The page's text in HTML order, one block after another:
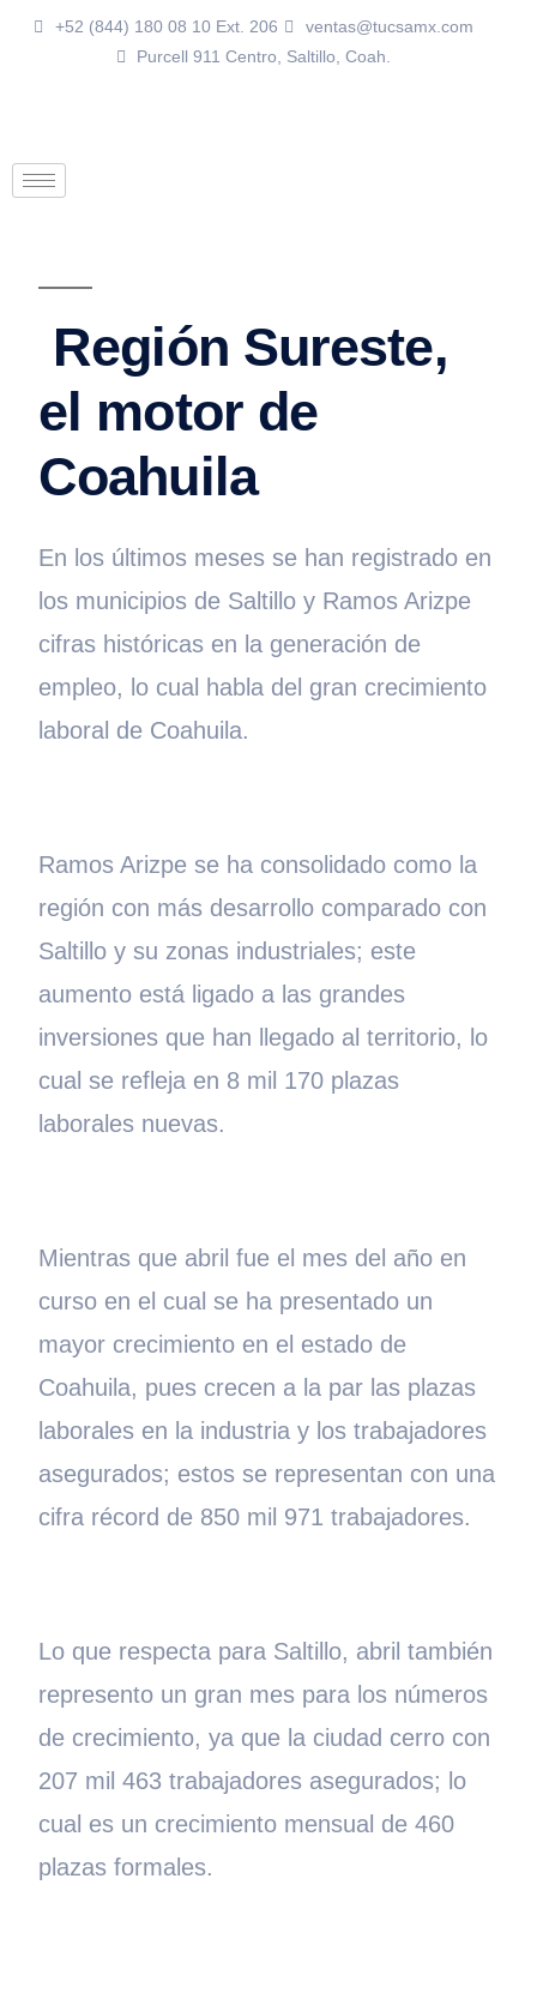
+52 (844) 180 08 10 Ext. 206
ventas@tucsamx.com
Purcell 911 Centro, Saltillo, Coah.
Región Sureste,
el motor de
Coahuila
En los últimos meses se han registrado en
los municipios de Saltillo y Ramos Arizpe
cifras históricas en la generación de
empleo, lo cual habla del gran crecimiento
laboral de Coahuila.
Ramos Arizpe se ha consolidado como la
región con más desarrollo comparado con
Saltillo y su zonas industriales; este
aumento está ligado a las grandes
inversiones que han llegado al territorio, lo
cual se refleja en 8 mil 170 plazas
laborales nuevas.
Mientras que abril fue el mes del año en
curso en el cual se ha presentado un
mayor crecimiento en el estado de
Coahuila, pues crecen a la par las plazas
laborales en la industria y los trabajadores
asegurados; estos se representan con una
cifra récord de 850 mil 971 trabajadores.
Lo que respecta para Saltillo, abril también
represento un gran mes para los números
de crecimiento, ya que la ciudad cerro con
207 mil 463 trabajadores asegurados; lo
cual es un crecimiento mensual de 460
plazas formales.